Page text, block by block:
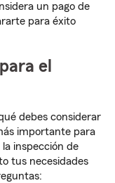
un pago de
para éxito
el
debes considerar
importante para
inspección de
tus necesidades